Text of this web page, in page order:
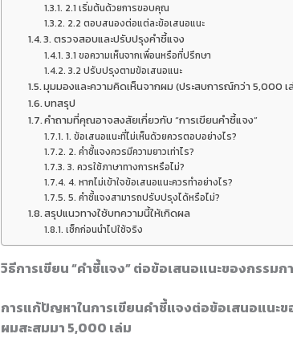
2.1 เริ่มต้นด้วยการขอบคุณ
2.2 ตอบสนองต่อแต่ละข้อเสนอแนะ
3. ตรวจสอบและปรับปรุงคำชี้แจง
3.1 ขอความเห็นจากเพื่อนหรือที่ปรึกษา
3.2 ปรับปรุงตามข้อเสนอแนะ
มุมมองและความคิดเห็นจากผม (ประสบการณ์กว่า 5,000 เ
บทสรุป
คำถามที่คุณอาจสงสัยเกี่ยวกับ “การเขียนคำชี้แจง”
1. ข้อเสนอแนะที่ไม่เห็นด้วยควรตอบอย่างไร?
2. คำชี้แจงควรมีความยาวเท่าไร?
3. ควรใช้ภาษาทางการหรือไม่?
4. หากไม่เข้าใจข้อเสนอแนะควรทำอย่างไร?
5. คำชี้แจงสามารถปรับปรุงได้หรือไม่?
สรุปแนวทางใช้บทความนี้ให้เกิดผล
เช็กก่อนนำไปใช้จริง
วิธีการเขียน “คำชี้แจง” ต่อข้อเสนอแนะของกรรมก
การแก้ปัญหาในการเขียนคำชี้แจงต่อข้อเสนอแนะ
ผมสะสมมา 5,000 เล่ม